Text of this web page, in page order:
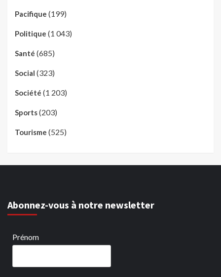
Pacifique (199)
Politique (1 043)
Santé (685)
Social (323)
Société (1 203)
Sports(203)
Tourisme (525)
Abonnez-vous à notre newsletter
Prénom